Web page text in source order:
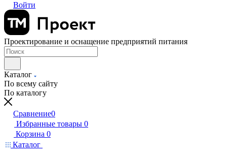
Войти
Проектирование и оснащение предприятий питания
Каталог
По всему сайту
По каталогу
Сравнение0
Избранные товары 0
Корзина 0
Каталог